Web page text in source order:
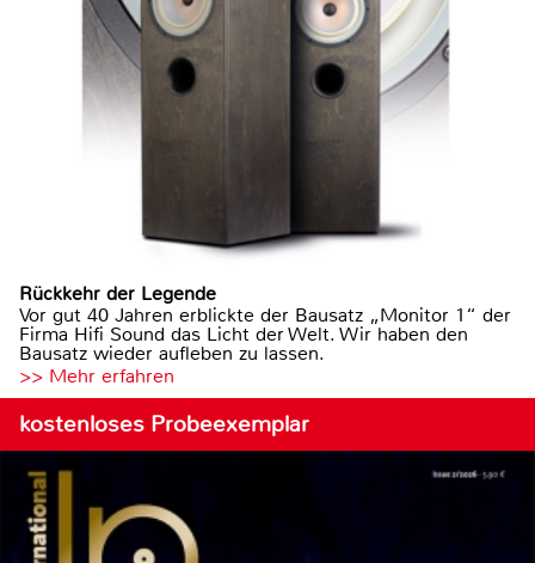
Rückkehr der Legende
Vor gut 40 Jahren erblickte der Bausatz „Monitor 1“ der
Firma Hifi Sound das Licht der Welt. Wir haben den
Bausatz wieder aufleben zu lassen.
>> Mehr erfahren
kostenloses Probeexemplar